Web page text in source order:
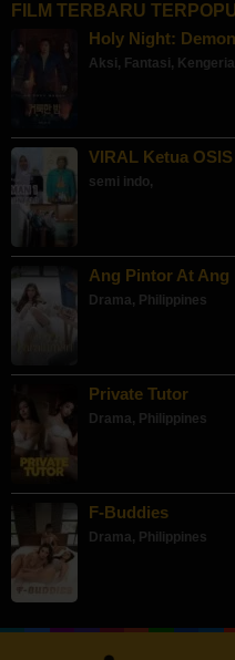
FILM TERBARU
Holy Night:
Aksi, Fantasi,
VIRAL Ketua
semi indo,
Ang Pintor At Ang
Drama, Philippines
Private Tutor
Drama, Philippines
F-Buddies
Drama, Philippines